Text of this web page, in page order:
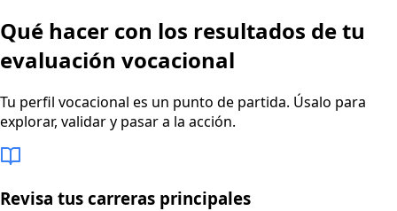
Qué hacer con los resultados de tu
evaluación vocacional
Tu perfil vocacional es un punto de partida. Úsalo para
explorar, validar y pasar a la acción.
Revisa tus carreras principales